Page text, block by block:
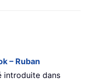
– Ruban
introduite dans